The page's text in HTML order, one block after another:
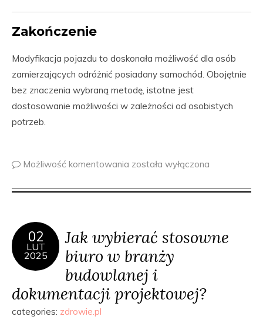
Zakończenie
Modyfikacja pojazdu to doskonała możliwość dla osób
zamierzających odróżnić posiadany samochód. Obojętnie
bez znaczenia wybraną metodę, istotne jest
dostosowanie możliwości w zależności od osobistych
potrzeb.
Możliwość komentowania została wyłączona
02
LUT
2025
Jak wybierać stosowne
biuro w branży
budowlanej i
dokumentacji projektowej?
categories: zdrowie.pl